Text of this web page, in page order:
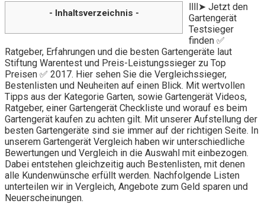
- Inhaltsverzeichnis -
llll➤ Jetzt den
Gartengerät
Testsieger
finden ✅
Ratgeber, Erfahrungen und die besten Gartengeräte laut
Stiftung Warentest und Preis-Leistungssieger zu Top
Preisen ✅ 2017. Hier sehen Sie die Vergleichssieger,
Bestenlisten und Neuheiten auf einen Blick. Mit wertvollen
Tipps aus der Kategorie Garten, sowie Gartengerät Videos,
Ratgeber, einer Gartengerät Checkliste und worauf es beim
Gartengerät kaufen zu achten gilt. Mit unserer Aufstellung der
besten Gartengeräte sind sie immer auf der richtigen Seite. In
unserem Gartengerät Vergleich haben wir unterschiedliche
Bewertungen und Vergleich in die Auswahl mit einbezogen.
Dabei entstehen gleichzeitig auch Bestenlisten, mit denen
alle Kundenwünsche erfüllt werden. Nachfolgende Listen
unterteilen wir in Vergleich, Angebote zum Geld sparen und
Neuerscheinungen.